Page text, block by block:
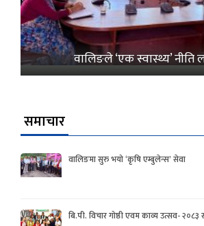
वालिङले ‘एक स्वास्थ्य’ नीति
समाचार
वालिङमा सुरु भयो ‘कृषि एम्बुलेन्स’ सेवा
बि.पी. विचार गोष्ठी एवम काव्य उत्सव- २०८३